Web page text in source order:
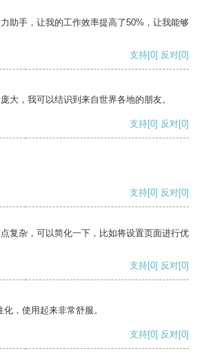
助手，让我的工作效率提高了50%，让我能够
支持[0] 反对[0]
大，我可以结识到来自世界各地的朋友。
支持[0] 反对[0]
支持[0] 反对[0]
复杂，可以简化一下，比如将设置页面进行优
支持[0] 反对[0]
，使用起来非常舒服。
支持[0] 反对[0]